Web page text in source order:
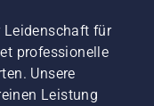
Leidenschaft für
professionelle
Unsere
Leistung